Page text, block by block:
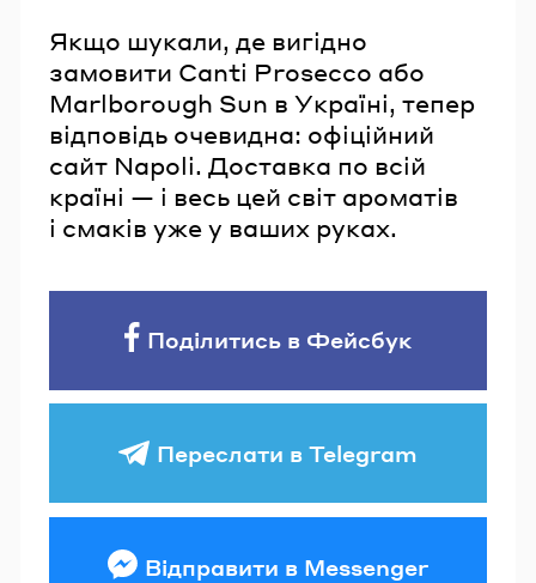
Якщо шукали, де вигідно
замовити Canti Prosecco або
Marlborough Sun в Україні, тепер
відповідь очевидна: офіційний
сайт Napoli. Доставка по всій
країні — і весь цей світ ароматів
і смаків уже у ваших руках.
Поділитись в Фейсбук
Переслати в Telegram
Відправити в Messenger